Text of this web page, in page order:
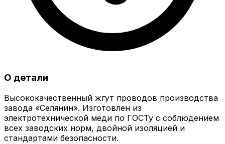
О детали
Высококачественный жгут проводов производства
завода «Селянин». Изготовлен из
электротехнической меди по ГОСТу с соблюдением
всех заводских норм, двойной изоляцией и
стандартами безопасности.